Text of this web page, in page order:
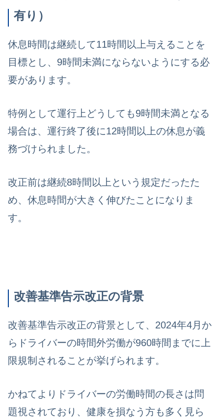
有り）
休息時間は継続して11時間以上与えることを
目標とし、9時間未満にならないようにする必
要があります。
特例として運行上どうしても9時間未満となる
場合は、運行終了後に12時間以上の休息が義
務づけられました。
改正前は継続8時間以上という規定だったた
め、休息時間が大きく伸びたことになりま
す。
改善基準告示改正の背景
改善基準告示改正の背景として、2024年4月か
らドライバーの時間外労働が960時間までに上
限規制されることが挙げられます。
かねてよりドライバーの労働時間の長さは問
題視されており、健康を損なう方も多く見ら